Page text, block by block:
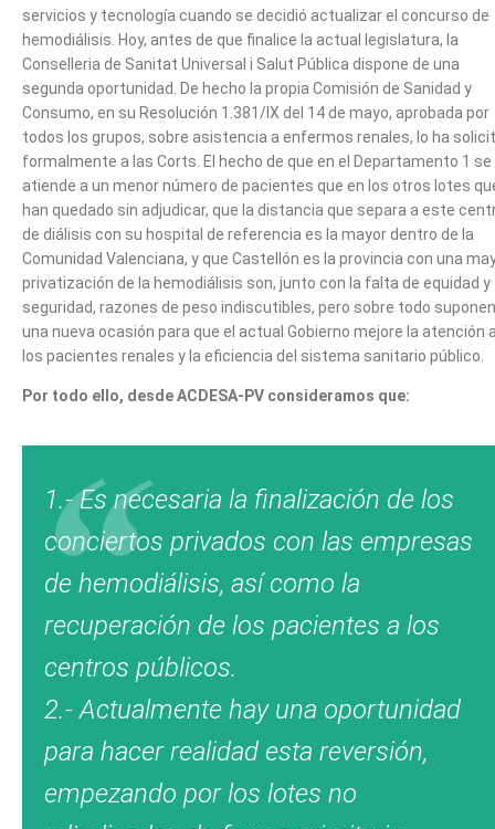
servicios y tecnología cuando se decidió actualizar el concurso de
hemodiálisis. Hoy, antes de que finalice la actual legislatura, la
Conselleria de Sanitat Universal i Salut Pública dispone de una
segunda oportunidad. De hecho la propia Comisión de Sanidad y
Consumo, en su Resolución 1.381/IX del 14 de mayo, aprobada por
todos los grupos, sobre asistencia a enfermos renales, lo ha
formalmente a las Corts. El hecho de que en el Departamento 1 se
atiende a un menor número de pacientes que en los otros lotes
han quedado sin adjudicar, que la distancia que separa a este
de diálisis con su hospital de referencia es la mayor dentro de la
Comunidad Valenciana, y que Castellón es la provincia con una
privatización de la hemodiálisis son, junto con la falta de equidad y
seguridad, razones de peso indiscutibles, pero sobre todo suponen
una nueva ocasión para que el actual Gobierno mejore la atención
los pacientes renales y la eficiencia del sistema sanitario público.
Por todo ello, desde ACDESA-PV consideramos que:
1.- Es necesaria la finalización de los
conciertos privados con las empresas
de hemodiálisis, así como la
recuperación de los pacientes a los
centros públicos.
2.- Actualmente hay una oportunidad
para hacer realidad esta reversión,
empezando por los lotes no